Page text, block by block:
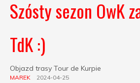
Szósty sezon OwK
TdK :)
Objazd trasy Tour de Kurpie
MAREK 2024-04-25